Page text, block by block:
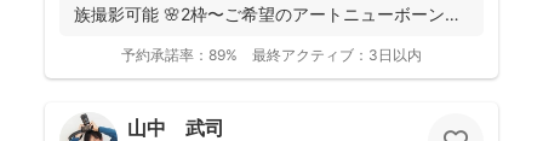
族撮影可能 🌸2枠〜ご希望のアートニューボーンフ
予約承諾率： 89% 最終アクティブ： 3日以内
山中 武司